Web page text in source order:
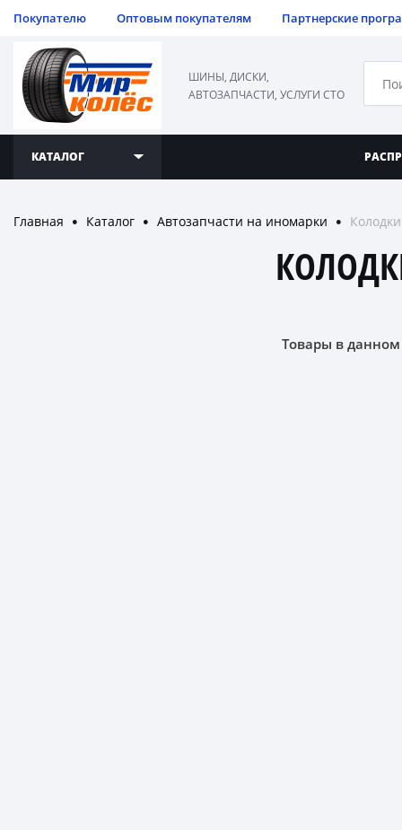
Покупателю Оптовым покупателям Партнерские
ШИНЫ, ДИСКИ,
АВТОЗАПЧАСТИ, УСЛУГИ СТО
КАТАЛОГ
Главная ● Каталог ● Автозапчасти на иномарки ●
Товары в данном